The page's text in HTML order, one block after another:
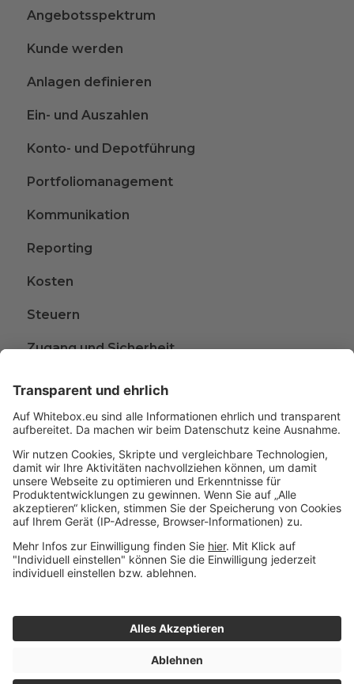
Angebotsspektrum
Kunde werden
Anlagen definieren
Ein- und Auszahlen
Konto- und Depotführung
Portfoliomanagement
Kommunikation
Reporting
Kosten
Steuern
Zugang und Sicherheit
Beschwerden
Wissen rund ums Anlegen
Glossar
A
B
C
D
F
© 2015 - 2026 Whitebox
- Alle Rechte
Datenschutz|
Nutzungsbedingungen